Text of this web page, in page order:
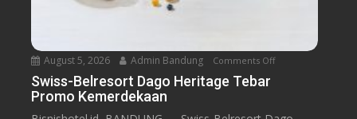
August 5, 2026 Admin Bandung Comments Offo
Swiss-Belresort Dago Heritage Tebar
Promo Kemerdekaan